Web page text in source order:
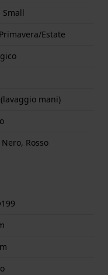
Small
Estate
mani)
Rosso